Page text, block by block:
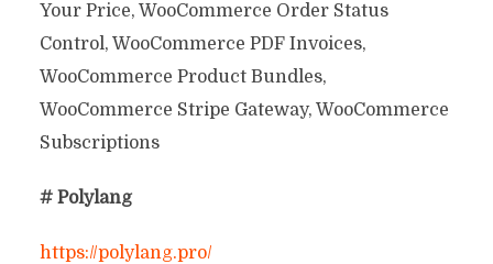
Your Price, WooCommerce Order Status
Control, WooCommerce PDF Invoices,
WooCommerce Product Bundles,
WooCommerce Stripe Gateway, WooCommerce
Subscriptions
# Polylang
https://polylang.pro/